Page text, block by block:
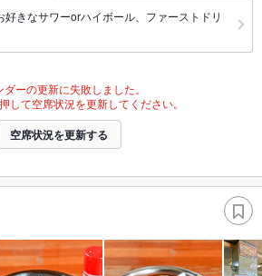
好きなサワーorハイボール、ファーストドリ
ダーの更新に失敗しました。
して空席状況を更新してください。
空席状況を更新する